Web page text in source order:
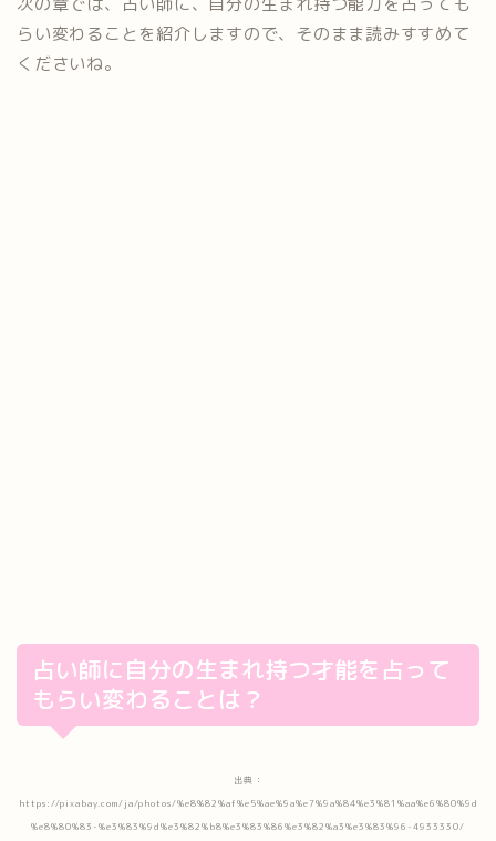
らい変わることを紹介しますので、そのまま読みすすめて
くださいね。
占い師に自分の生まれ持つ才能を占って
もらい変わることは？
出典：
https://pixabay.com/ja/photos/%e8%82%af%e5%ae%9a%e7%9a%84%e3%81%aa%e6%80%9d
%e8%80%83-%e3%83%9d%e3%82%b8%e3%83%86%e3%82%a3%e3%83%96-4933330/